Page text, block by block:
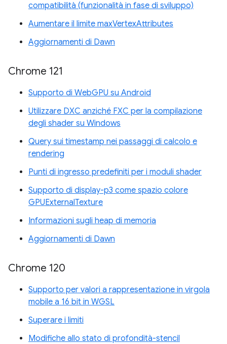
compatibilità (funzionalità in fase di sviluppo)
Aumentare il limite maxVertexAttributes
Aggiornamenti di Dawn
Chrome 121
Supporto di WebGPU su Android
Utilizzare DXC anziché FXC per la compilazione
degli shader su Windows
Query sui timestamp nei passaggi di calcolo e
rendering
Punti di ingresso predefiniti per i moduli shader
Supporto di display-p3 come spazio colore
GPUExternalTexture
Informazioni sugli heap di memoria
Aggiornamenti di Dawn
Chrome 120
Supporto per valori a rappresentazione in virgola
mobile a 16 bit in WGSL
Superare i limiti
Modifiche allo stato di profondità-stencil